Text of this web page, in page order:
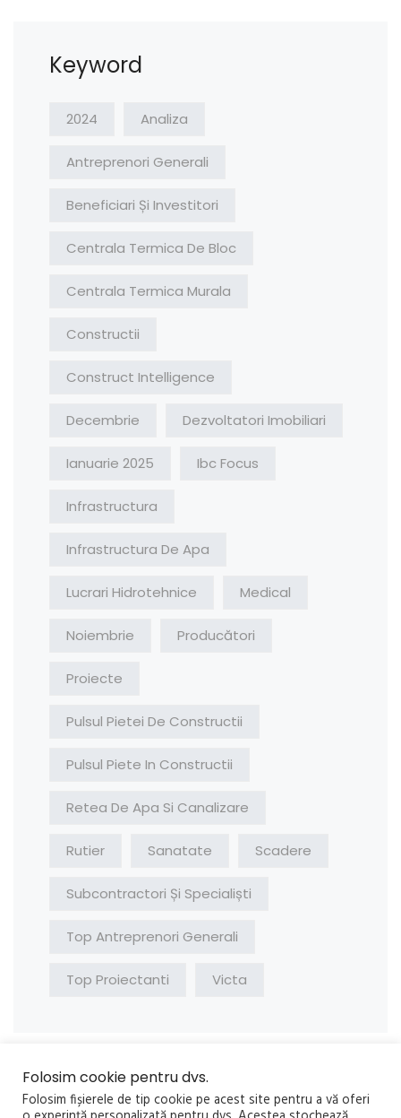
Keyword
2024 Analiza
Antreprenori Generali
Beneficiari Și Investitori
Centrala Termica De Bloc
Centrala Termica Murala
Constructii
Construct Intelligence
Decembrie Dezvoltatori Imobiliari
Ianuarie 2025 Ibc Focus
Infrastructura
Infrastructura De Apa
Lucrari Hidrotehnice Medical
Noiembrie Producători
Proiecte
Pulsul Pietei De Constructii
Pulsul Piete In Constructii
Retea De Apa Si Canalizare
Rutier Sanatate Scadere
Subcontractori Și Specialiști
Top Antreprenori Generali
Top Proiectanti Victa
Folosim cookie pentru dvs.
Folosim fișierele de tip cookie pe acest site pentru a vă oferi